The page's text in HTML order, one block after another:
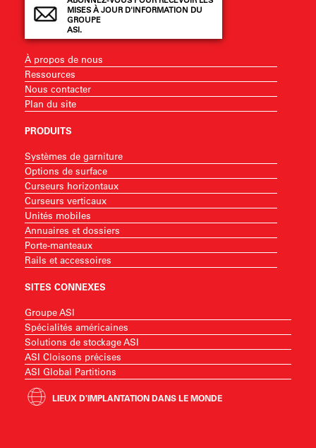
MISES À JOUR D'INFORMATION DU
GROUPE
ASI.
À propos de nous
Ressources
Nous contacter
Plan du site
PRODUITS
Systèmes de garniture
Options de surface
Curseurs horizontaux
Curseurs verticaux
Unités mobiles
Annuaires et dossiers
Porte-manteaux
Rails et accessoires
SITES CONNEXES
Groupe ASI
Spécialités américaines
Solutions de stockage ASI
ASI Cloisons précises
ASI Global Partitions
LIEUX D'IMPLANTATION DANS LE MONDE